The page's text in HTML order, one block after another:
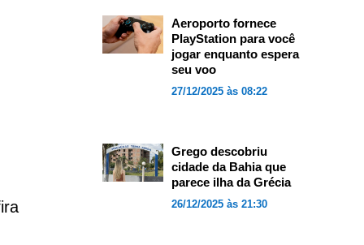
Aeroporto fornece
PlayStation para você
jogar enquanto espera
seu voo
27/12/2025 às 08:22
Grego descobriu
cidade da Bahia que
parece ilha da Grécia
26/12/2025 às 21:30